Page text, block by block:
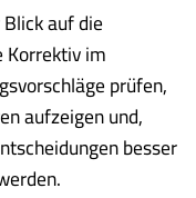
auf die
im
prüfen,
aufzeigen und,
besser